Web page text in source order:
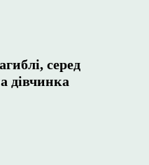
серед
дівчинка